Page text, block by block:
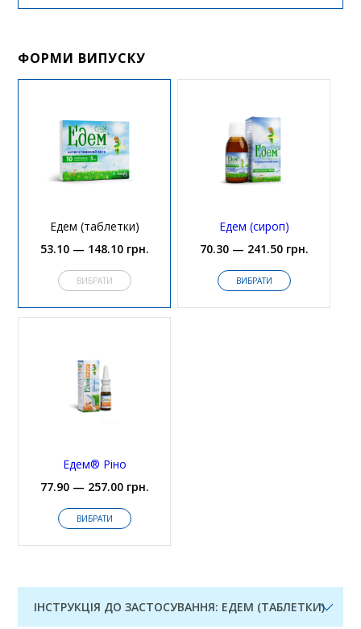
ФОРМИ ВИПУСКУ
Едем (таблетки)
53.10 — 148.10 грн.
ВИБРАТИ
Едем (сироп)
70.30 — 241.50 грн.
ВИБРАТИ
Едем® Ріно
77.90 — 257.00 грн.
ВИБРАТИ
ІНСТРУКЦІЯ ДО ЗАСТОСУВАННЯ: ЕДЕМ (ТАБЛЕТКИ)